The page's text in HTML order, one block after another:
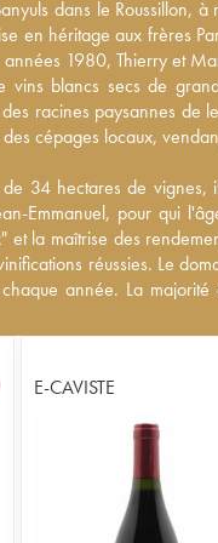
dans le Roussillon, à
héritage aux frères
années 1980, Thierry et
blancs secs de grande
racines paysannes de
cépages locaux,
34 hectares de vignes, il
pour qui l'âge
et la maîtrise des
réussies. Le
année. La majorité
que des banyuls (15 %
domaine à la biodynamie
terroirs qui souffrent
domaine incontournable du
dans le Roussillon,
en héritage aux frères
années 1980, Thierry et
vins blancs secs de
racines paysannes de
cépages locaux,
34 hectares de vignes,
Emmanuel, pour qui
et la maîtrise des
réussies. Le
chaque année. La
que des banyuls (15 %
leur domaine à la
sur des micro-terroirs qui
domaine incontournable du
E-CAVISTE